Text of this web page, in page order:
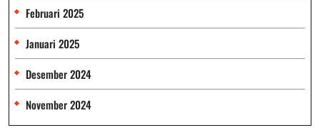
Februari 2025
Januari 2025
Desember 2024
November 2024